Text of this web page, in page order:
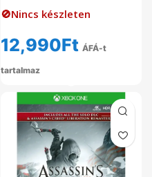
🚫Nincs készleten
12,990Ft ÁFÁ-t
tartalmaz